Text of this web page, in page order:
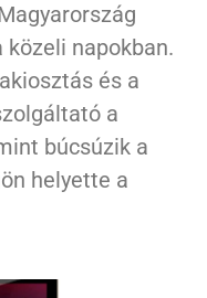
napokban.
és a
a
búcsúzik a
helyette a